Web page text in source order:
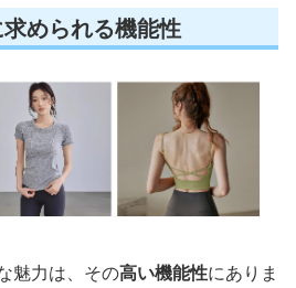
められる機能性
魅力は、その高い機能性にありま